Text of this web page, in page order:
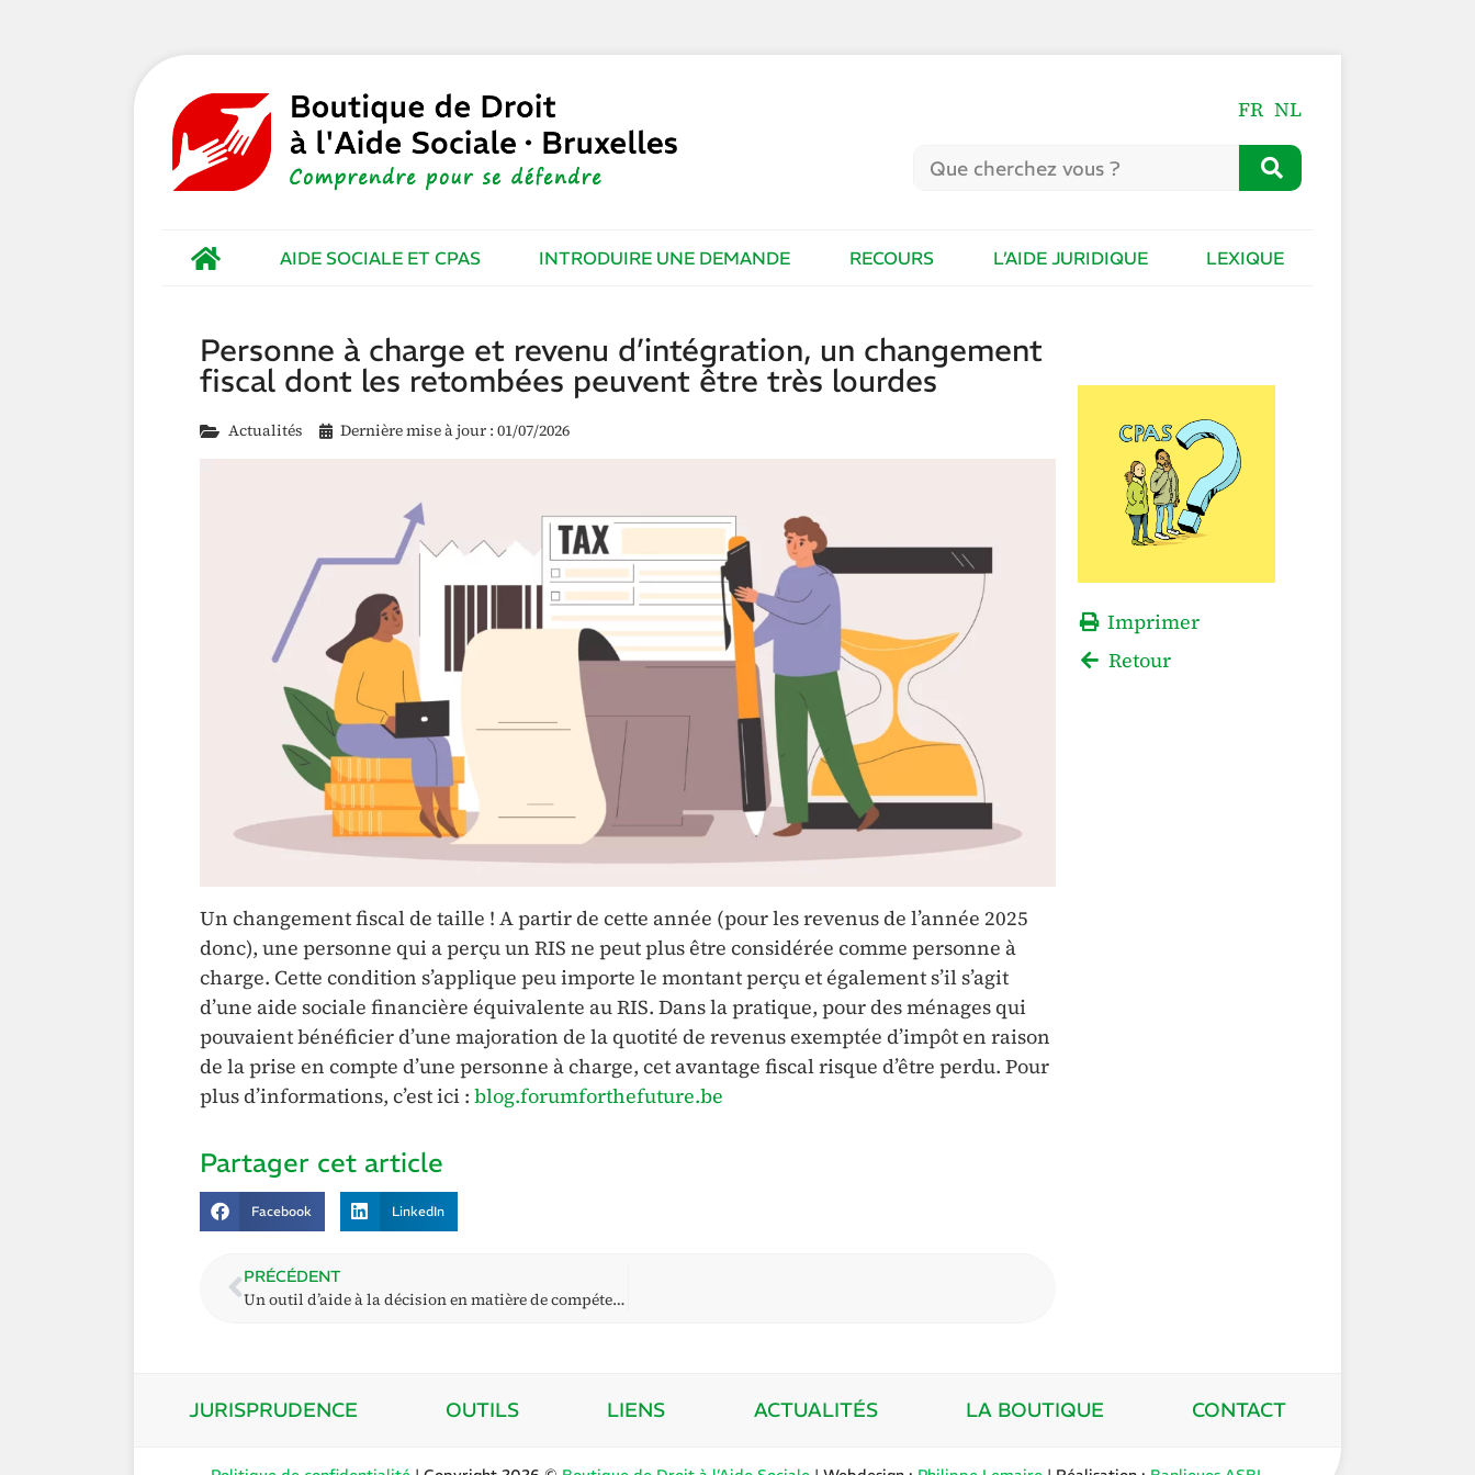
FR NL
AIDE SOCIALE ET CPAS INTRODUIRE UNE DEMANDE RECOURS L’AIDE JURIDIQUE LEXIQUE
Personne à charge et revenu d’intégration, un changement
fiscal dont les retombées peuvent être très lourdes
Actualités Dernière mise à jour : 01/07/2026
Un changement fiscal de taille ! A partir de cette année (pour les revenus de l’année 2025
donc), une personne qui a perçu un RIS ne peut plus être considérée comme personne à
charge. Cette condition s’applique peu importe le montant perçu et également s’il s’agit
d’une aide sociale financière équivalente au RIS. Dans la pratique, pour des ménages qui
pouvaient bénéficier d’une majoration de la quotité de revenus exemptée d’impôt en raison
de la prise en compte d’une personne à charge, cet avantage fiscal risque d’être perdu. Pour
plus d’informations, c’est ici : blog.forumforthefuture.be
Partager cet article
Facebook LinkedIn
PRÉCÉDENT
Un outil d’aide à la décision en matière de compétence territoriale !
Imprimer
Retour
JURISPRUDENCE OUTILS LIENS ACTUALITÉS LA BOUTIQUE CONTACT